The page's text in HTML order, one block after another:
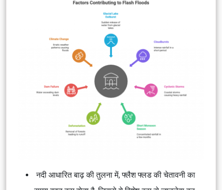
नदी आधारित बाढ़ की तुलना में, फ्लैश फ्लड की चेतावनी का